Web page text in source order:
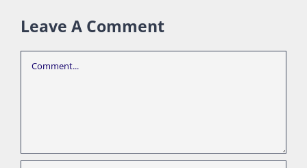
Leave A Comment
Comment